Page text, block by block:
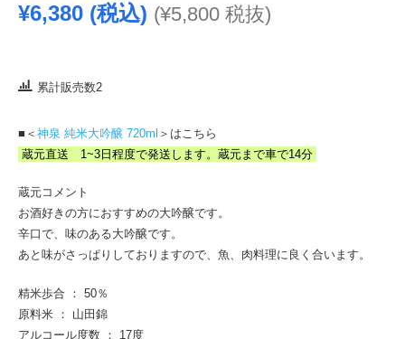
1800ml
¥6,380 (税込) (¥5,800 税抜)
累計販売数2
■＜ 神泉 純米大吟醸 720ml ＞はこちら
蔵元直送 1~3日程度で発送します。蔵元まで車で14分
蔵元コメント
お酒好きの方におすすめの大吟醸です。
辛口で、味のある大吟醸です。
あと味がさっぱりしておりますので、魚、肉料理に良く合います。
精米歩合 ： 50％
原料米 ： 山田錦
アルコール度数 ： 17度